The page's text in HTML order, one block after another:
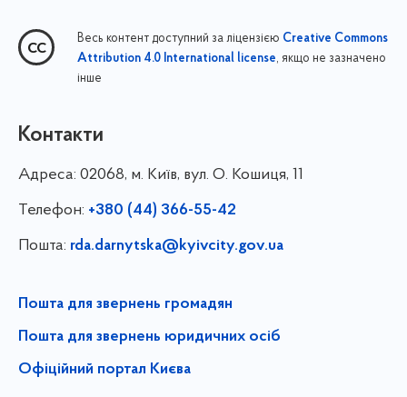
Весь контент доступний за ліцензією Creative Commons
Attribution 4.0 International license, якщо не зазначено
інше
Контакти
Адреса: 02068, м. Київ, вул. О. Кошиця, 11
Телефон: +380 (44) 366-55-42
Пошта: rda.darnytska@kyivcity.gov.ua
Пошта для звернень громадян
Пошта для звернень юридичних осіб
Офіційний портал Києва